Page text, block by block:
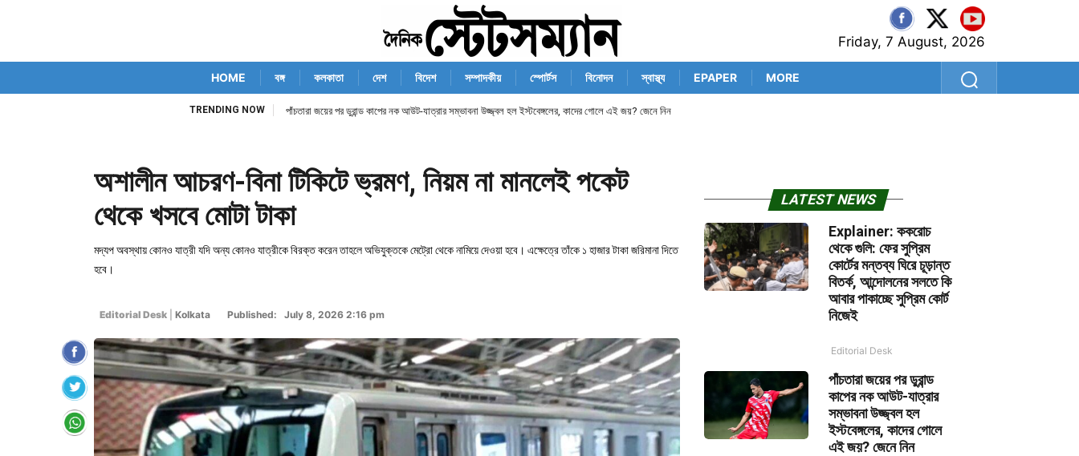
Friday, 7 August, 2026
HOME বঙ্গ কলকাতা দেশ বিদেশ সম্পাদকীয় স্পোর্টস বিনোদন স্বাস্থ্য EPAPER MORE
TRENDING NOW পাঁচতারা জয়ের পর ডুরান্ড কাপের নক আউট-যাত্রার সম্ভাবনা উজ্জ্বল হল ইস্টবেঙ্গলের, কাদের গোলে এই জয়? জেনে নিন
অশালীন আচরণ-বিনা টিকিটে ভ্রমণ, নিয়ম না মানলেই পকেট
থেকে খসবে মোটা টাকা
মদ্যপ অবস্থায় কোনও যাত্রী যদি অন্য কোনও যাত্রীকে বিরক্ত করেন তাহলে অভিযুক্তকে মেট্রো থেকে নামিয়ে দেওয়া হবে। এক্ষেত্রে তাঁকে ১ হাজার টাকা জরিমানা দিতে
হবে।
Editorial Desk Kolkata Published: July 8, 2026 2:16 pm
LATEST NEWS
Explainer: ককরোচ
থেকে গুলি: ফের সুপ্রিম
কোর্টের মন্তব্য ঘিরে চূড়ান্ত
বিতর্ক, আন্দোলনের সলতে কি
আবার পাকাচ্ছে সুপ্রিম কোর্ট
নিজেই
Editorial Desk
পাঁচতারা জয়ের পর ডুরান্ড
কাপের নক আউট-যাত্রার
সম্ভাবনা উজ্জ্বল হল
ইস্টবেঙ্গলের, কাদের গোলে
এই জয়? জেনে নিন